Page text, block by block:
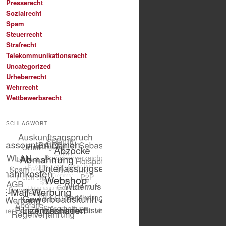
Presserecht
Sozialrecht
Spam
Steuerrecht
Strafrecht
Telekommunikationsrecht
Uncategorized
Urheberrecht
Wehrrecht
Wettbewerbsrecht
SCHLAGWORT